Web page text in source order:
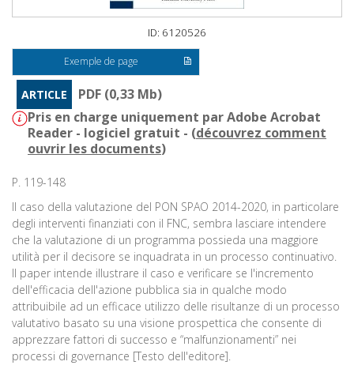
ID: 6120526
Exemple de page
ARTICLE
PDF (0,33 Mb)
Pris en charge uniquement par Adobe Acrobat
Reader - logiciel gratuit - (découvrez comment
ouvrir les documents)
P. 119-148
Il caso della valutazione del PON SPAO 2014-2020, in particolare
degli interventi finanziati con il FNC, sembra lasciare intendere
che la valutazione di un programma possieda una maggiore
utilità per il decisore se inquadrata in un processo continuativo.
Il paper intende illustrare il caso e verificare se l'incremento
dell'efficacia dell'azione pubblica sia in qualche modo
attribuibile ad un efficace utilizzo delle risultanze di un processo
valutativo basato su una visione prospettica che consente di
apprezzare fattori di successo e “malfunzionamenti” nei
processi di governance [Testo dell'editore].